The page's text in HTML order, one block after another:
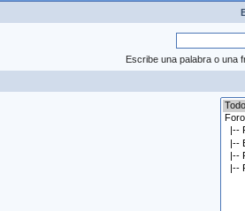
Escribe una palabra o una